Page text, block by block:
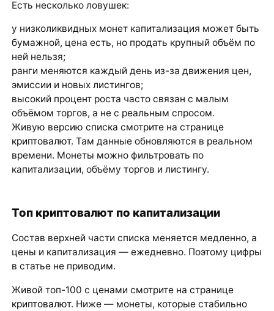
Есть несколько ловушек:
у низколиквидных монет капитализация может быть
бумажной, цена есть, но продать крупный объём по
ней нельзя;
ранги меняются каждый день из-за движения цен,
эмиссии и новых листингов;
высокий процент роста часто связан с малым
объёмом торгов, а не с реальным спросом.
Живую версию списка смотрите на странице
криптовалют. Там данные обновляются в реальном
времени. Монеты можно фильтровать по
капитализации, объёму торгов и листингу.
Топ криптовалют по капитализации
Состав верхней части списка меняется медленно, а
цены и капитализация — ежедневно. Поэтому цифры
в статье не приводим.
Живой топ-100 с ценами смотрите на странице
криптовалют. Ниже — монеты, которые стабильно